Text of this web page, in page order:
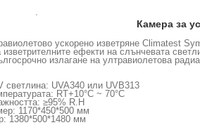
Камера за
ускорено изветряне Climatest
ефекти на слънчевата
излагане на ултравиолетова
светлина: UVA340 или UVB313
RT+10°C ~ 70°C
≥95% R.H
1170*450*500 мм
1380*500*1480 мм